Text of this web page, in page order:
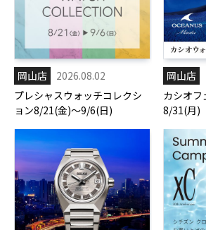
岡山店
2026.08.02
プレシャスウォッチコレクシ
ョン8/21(金)～9/6(日)
岡山店
カシオ
8/31(月)